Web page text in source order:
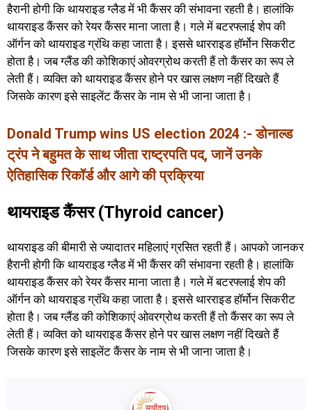
हैरानी होगी कि थायराइड ग्लैड में भी कैंसर की संभावना रहती है। हालांकि
थायराइड कैंसर को रेयर कैंसर माना जाता है। गले में बटरफ्लाई शेप की
ऑर्गन को थायराइड ग्रंथि कहा जाता है। इससे थारराइड हॉर्मोन सिकरीट
होता है। जब ग्लैंड की कोशिकाएं ओवरग्रोथ करती हैं तो कैंसर का रूप ले
लेती हैं। व्यक्ति को थायराइड कैंसर होने पर खास लक्षण नहीं दिखते हैं
जिसके कारण इसे साइलेंट कैंसर के नाम से भी जाना जाता है।
Donald Trump wins US election 2024 :- डोनाल्ड
ट्रंप ने बहुमत के साथ जीता राष्ट्रपति पद, जानें उनके
ऐतिहासिक रिकॉर्ड और आगे की प्रक्रिया
थायराइड कैंसर (Thyroid cancer)
थायराइड की बीमारी से ज्यादातर महिलाएं ग्रसित रहती हैं। आपको जानकर
हैरानी होगी कि थायराइड ग्लैड में भी कैंसर की संभावना रहती है। हालांकि
थायराइड कैंसर को रेयर कैंसर माना जाता है। गले में बटरफ्लाई शेप की
ऑर्गन को थायराइड ग्रंथि कहा जाता है। इससे थारराइड हॉर्मोन सिकरीट
होता है। जब ग्लैंड की कोशिकाएं ओवरग्रोथ करती हैं तो कैंसर का रूप ले
लेती हैं। व्यक्ति को थायराइड कैंसर होने पर खास लक्षण नहीं दिखते हैं
जिसके कारण इसे साइलेंट कैंसर के नाम से भी जाना जाता है।